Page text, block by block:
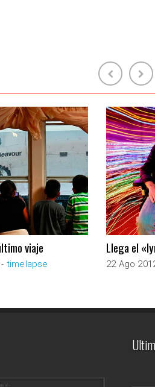
viaje
timelapse
Llega el
22 Ago